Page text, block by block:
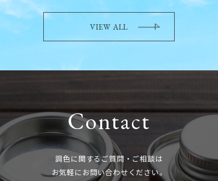
VIEW ALL
Contact
調色に関するご質問・ご相談は
お気軽にお問い合わせください。